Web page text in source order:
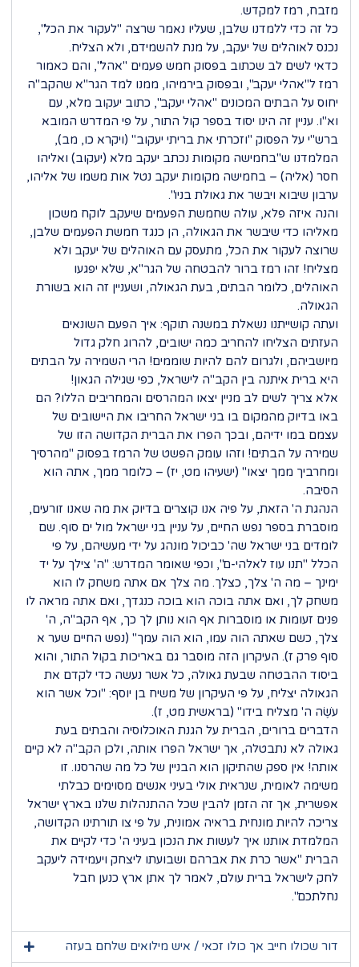
מזבח, רמז למקדש.
כל זה כדי ללמדנו שלבן, שעליו נאמר שרצה "לעקור את הכל",
נכנס לאוהלים של יעקב, על מנת להשמידם, ולא הצליח.
כדאי לשים לב שכתוב בפסוק חמש פעמים "אהל", והם כאמור
רמז ל"אהלי יעקב", ובפסוק בירמיהו, ממנו למד הגר"א שהקב"ה
יחוס על הבתים המכונים "אהלי יעקב", כתוב יעקוב מלא, עם
וא"ו. עניין זה הינו יסוד בספר קול התור, על פי המדרש המובא
ברש"י על הפסוק "וזכרתי את בריתי יעקוב" (ויקרא כו, מב),
המלמדנו ש"בחמישה מקומות נכתב יעקב מלא (יעקוב) ואליהו
חסר (אליה) – בחמישה מקומות יעקב נטל אות משמו של אליהו,
ערבון שיבוא ויבשר את גאולת בניו".
והנה איזה פלא, עולה שחמשת הפעמים שיעקב לוקח משכון
מאליהו כדי שיבשר את הגאולה, הן כנגד חמשת הפעמים שלבן,
שרוצה לעקור את הכל, מתעסק עם האוהלים של יעקב ולא
מצליח! זהו רמז ברור להבטחה של הגר"א, שלא יפגעו
האוהלים, כלומר הבתים, בעת הגאולה, ושעניין זה הוא בשורת
הגאולה.
ועתה קושייתנו נשאלת במשנה תוקף: איך הפעם השונאים
העזתים הצליחו להחריב כמה ישובים, להרוג חלק גדול
מיושביהם, ולגרום להם להיות שוממים! הרי השמירה על הבתים
היא ברית איתנה בין הקב"ה לישראל, כפי שגילה הגאון!
אלא צריך לשים לב מניין יצאו המהרסים והמחריבים הללו? הם
באו בדיוק מהמקום בו בני ישראל החריבו את היישובים של
עצמם במו ידיהם, ובכך הפרו את הברית הקדושה הזו של
שמירה על הבתים! וזהו עומק הפשט של הרמז בפסוק "מהרסיך
ומחרביך ממך יצאו" (ישעיהו מט, יז) – כלומר ממך, אתה הוא
הסיבה.
הנהגת ה' הזאת, על פיה אנו קוצרים בדיוק את מה שאנו זורעים,
מוסברת בספר נפש החיים, על עניין בני ישראל מול ים סוף. שם
לומדים בני ישראל שה' כביכול מונהג על ידי מעשיהם, על פי
הכלל "תנו עוז לאלהי-ם", וכפי שאומר המדרש: "ה' צילך על יד
ימינך – מה ה' צלך, כצלך. מה צלך אם אתה משחק לו הוא
משחק לך, ואם אתה בוכה הוא בוכה כנגדך, ואם אתה מראה לו
פנים זעומות או מוסברות אף הוא נותן לך כך, אף הקב"ה, ה'
צלך, כשם שאתה הוה עמו, הוא הוה עמך" (נפש החיים שער א
סוף פרק ז). העיקרון הזה מוסבר גם באריכות בקול התור, והוא
ביסוד ההבטחה שבעת גאולה, כל אשר נעשה כדי לקדם את
הגאולה יצליח, על פי העיקרון של משיח בן יוסף: "וכל אשר הוא
עֹשֶׂה ה' מצליח בידו" (בראשית מט, ז).
הדברים ברורים, הברית על הגנת האוכלוסיה והבתים בעת
גאולה לא נתבטלה, אך ישראל הפרו אותה, ולכן הקב"ה לא קיים
אותה! אין ספק שהתיקון הוא הבניין של כל מה שהרסנו. זו
משימה לאומית, שנראית אולי בעיני אנשים מסוימים כבלתי
אפשרית, אך זה הזמן להבין שכל ההתנהלות שלנו בארץ ישראל
צריכה להיות מונחית בראיה אמונית, על פי צו תורתינו הקדושה,
המלמדת אותנו איך לעשות את הנכון בעיני ה' כדי לקיים את
הברית "אשר כרת את אברהם ושבועתו ליצחק ויעמידה ליעקב
לחק לישראל ברית עולם, לאמר לך אתן ארץ כנען חבל
נחלתכם".
דור שכולו חייב אך כולו זכאי / איש מילואים שלחם בעזה